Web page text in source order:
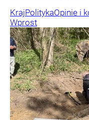
KrajPolitykaOpinie i
Wprost